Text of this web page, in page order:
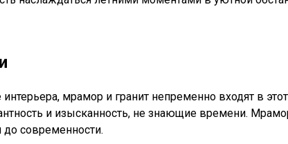
мрамор и гранит непременно входят в
и изысканность, не знающие времени.
до современности.